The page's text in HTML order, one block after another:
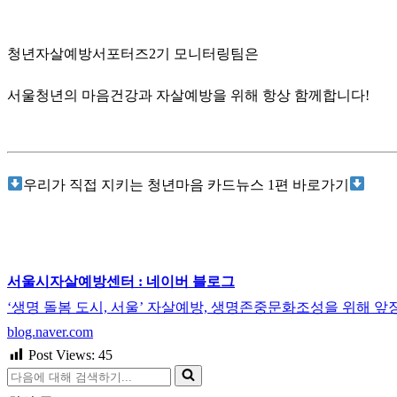
청년자살예방서포터즈2기 모니터링팀은
서울청년의 마음건강과 자살예방을 위해 항상 함께합니다!
우리가 직접 지키는 청년마음 카드뉴스 1편 바로가기
서울시자살예방센터 : 네이버 블로그
‘생명 돌봄 도시, 서울’ 자살예방, 생명존중문화조성을 위해 앞
blog.naver.com
Post Views: 45
다
음